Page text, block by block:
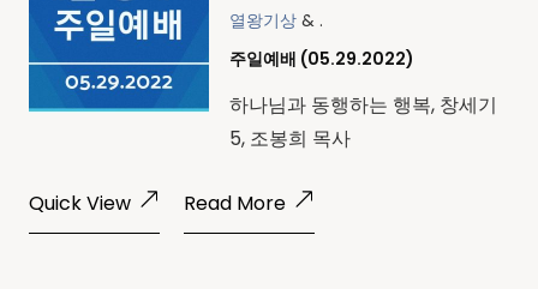
열왕기상 & .
주일예배 (05.29.2022)
하나님과 동행하는 행복, 창세기
5, 조봉희 목사
Quick View Read More